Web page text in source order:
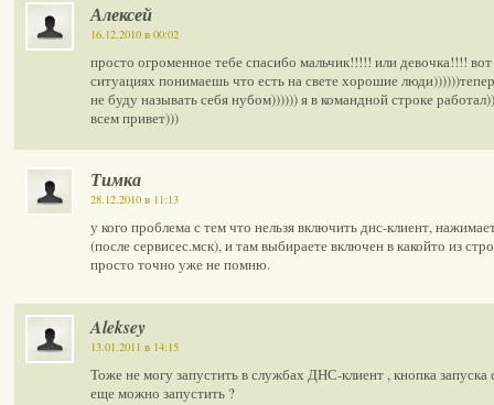
Алексей
16.12.2010 в 00:02
просто огроменное тебе спасибо мальчик!!!!! или девочка!!!!
ситуациях понимаешь что есть на свете хорошие
не буду называть себя нубом)))))) я в командной строке
всем привет)))
Тимка
28.12.2010 в 11:13
у кого проблема с тем что нельзя включить днс-клиент,
(после сервисес.мск), и там выбираете включен в какойто из
просто точно уже не помню.
Aleksey
13.01.2011 в 14:15
Тоже не могу запустить в службах ДНС-клиент , кнопка запуска
еще можно запустить ?